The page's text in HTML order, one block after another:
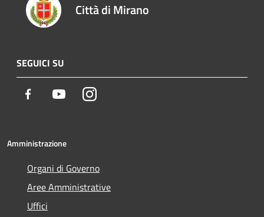
Città di Mirano
SEGUICI SU
Facebook YoutubeInstagram
Amministrazione
Organi di Governo
Aree Amministrative
Uffici